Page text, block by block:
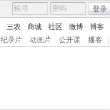
登录
三农 商城 社区 微博 博客
纪录片 动画片 公开课 播客